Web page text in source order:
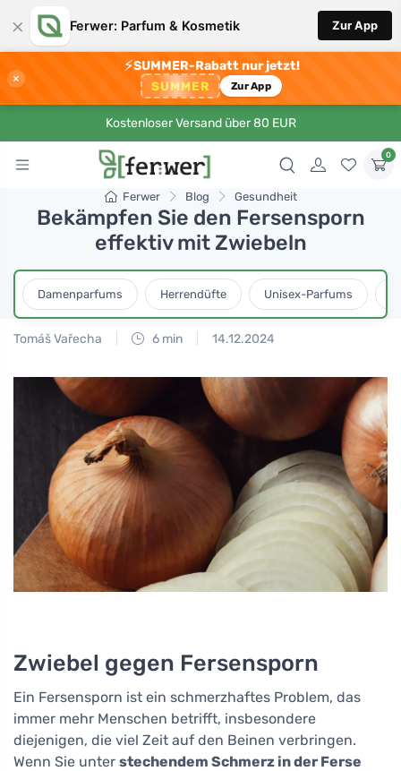
× Ferwer: Parfum & Kosmetik Zur App
×
⚡SUMMER-Rabatt nur jetzt!
SUMMER Zur App
Kostenloser Versand über 80 EUR
0
Ferwer Blog Gesundheit
Bekämpfen Sie den Fersensporn
effektiv mit Zwiebeln
Damenparfums Herrendüfte Unisex-Parfums
Tomáš Vařecha 6 min 14.12.2024
Zwiebel gegen Fersensporn
Ein Fersensporn ist ein schmerzhaftes Problem, das
immer mehr Menschen betrifft, insbesondere
diejenigen, die viel Zeit auf den Beinen verbringen.
Wenn Sie unter stechendem Schmerz in der Ferse